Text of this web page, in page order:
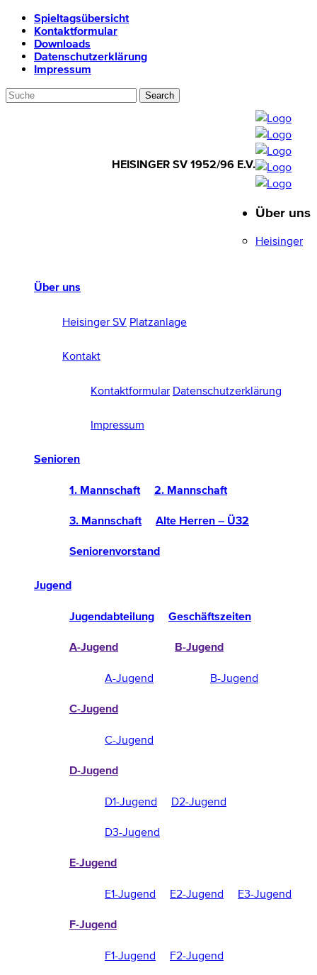
Spieltagsübersicht
Kontaktformular
Downloads
Datenschutzerklärung
Impressum
HEISINGER SV 1952/96 E.V.
1952/96 E.V.
Über uns
Heisinger SV Platzanlage
Kontakt
Kontaktformular Datenschutzerklärung
Impressum
Senioren
1. Mannschaft 2. Mannschaft
3. Mannschaft Alte Herren – Ü32
Seniorenvorstand
Jugend
Jugendabteilung Geschäftszeiten
A-Jugend
A-Jugend
B-Jugend
B-Jugend
C-Jugend
C-Jugend
D-Jugend
D1-Jugend
D2-Jugend
D3-Jugend
E-Jugend
E1-Jugend E2-Jugend E3-Jugend
F-Jugend
F1-Jugend F2-Jugend
Über uns
Heisinger